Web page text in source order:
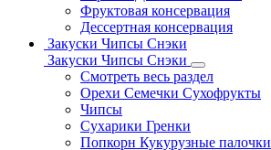
Фруктовая консервация
Дессертная консервация
Закуски Чипсы Снэки
Закуски Чипсы Снэки
Смотреть весь раздел
Орехи Семечки Сухофрукты
Чипсы
Сухарики Гренки
Попкорн Кукурузные палочки